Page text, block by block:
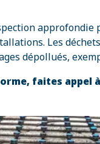
Les
dépollués,
faites appel